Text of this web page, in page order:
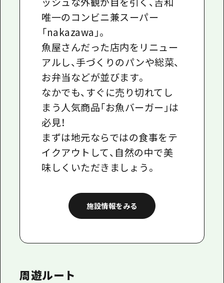
唯一のコンビニ兼スーパー
「nakazawa 」。
魚屋さんだった店内をリニュー
アルし、手づくりのパンや総菜、
お弁当などが並びます。
なかでも、すぐに売り切れてし
まう人気商品「お魚バーガー」は
必見！
まずは地元ならではの食事をテ
イクアウトして、自然の中で美
味しくいただきましょう。
施設情報をみる
周遊ルート